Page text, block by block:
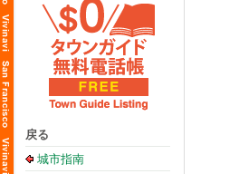
戻る
城市指南